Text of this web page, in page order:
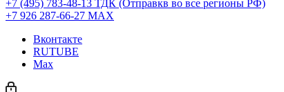
+7 (495) 783-48-13 ТДК (Отправкв во все регионы РФ)
+7 926 287-66-27 МАХ
Вконтакте
RUTUBE
Max